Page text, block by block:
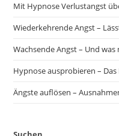
Mit Hypnose Verlustangst
Wiederkehrende Angst –
Wachsende Angst – Und
Hypnose ausprobieren –
Ängste auflösen –